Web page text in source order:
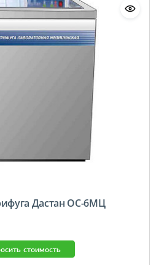
Дастан ОС-6МЦ
стоимость